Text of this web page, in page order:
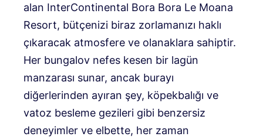
alan InterContinental Bora Bora Le Moana
Resort, bütçenizi biraz zorlamanızı haklı
çıkaracak atmosfere ve olanaklara sahiptir.
Her bungalov nefes kesen bir lagün
manzarası sunar, ancak burayı
diğerlerinden ayıran şey, köpekbalığı ve
vatoz besleme gezileri gibi benzersiz
deneyimler ve elbette, her zaman